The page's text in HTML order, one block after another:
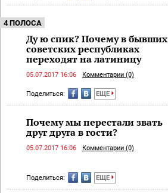
4 ПОЛОСА
Ду ю спик? Почему в бывших
советских республиках
переходят на латиницу
05.07.2017 16:06 Комментарии (0)
Поделиться: ЕЩЕ
Почему мы перестали звать
друг друга в гости?
05.07.2017 16:06 Комментарии (0)
Поделиться: ЕЩЕ